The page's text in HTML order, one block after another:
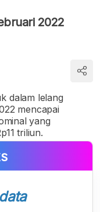
2022
dalam lelang
mencapai
yang
triliun.